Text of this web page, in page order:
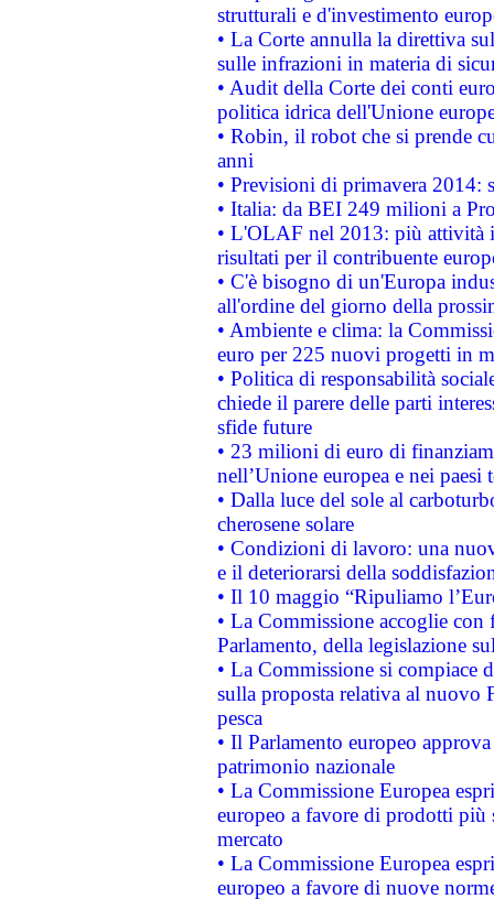
strutturali e d'investimento
• La Corte annulla la direttiva
sulle infrazioni in materia di
• Audit della Corte dei conti
politica idrica dell'Unione
• Robin, il robot che si prende
anni
• Previsioni di primavera 2014:
• Italia: da BEI 249 milioni a
• L'OLAF nel 2013: più attività
risultati per il contribuente
• C'è bisogno di un'Europa
all'ordine del giorno della
• Ambiente e clima: la
euro per 225 nuovi progetti in
• Politica di responsabilità
chiede il parere delle parti
sfide future
• 23 milioni di euro di
nell’Unione europea e nei paesi
• Dalla luce del sole al
cherosene solare
• Condizioni di lavoro: una
e il deteriorarsi della
• Il 10 maggio “Ripuliamo
• La Commissione accoglie
Parlamento, della legislazione
• La Commissione si compiace
sulla proposta relativa al nuovo
pesca
• Il Parlamento europeo
patrimonio nazionale
• La Commissione Europea
europeo a favore di prodotti
mercato
• La Commissione Europea
europeo a favore di nuove